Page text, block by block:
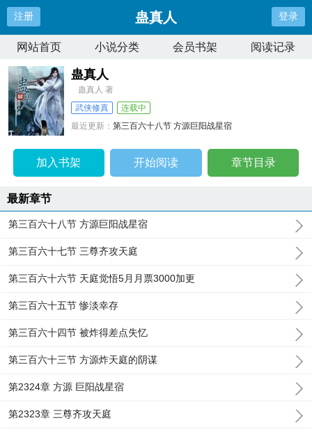
注册 蛊真人 登录
网站首页 小说分类 会员书架 阅读记录
蛊真人
蛊真人 著
武侠修真
连载中
最近更新：第三百六十八节 方源巨阳战星宿
加入书架 开始阅读 章节目录
最新章节
第三百六十八节 方源巨阳战星宿
第三百六十七节 三尊齐攻天庭
第三百六十六节 天庭觉悟5月月票3000加更
第三百六十五节 惨淡幸存
第三百六十四节 被炸得差点失忆
第三百六十三节 方源炸天庭的阴谋
第2324章 方源 巨阳战星宿
第2323章 三尊齐攻天庭